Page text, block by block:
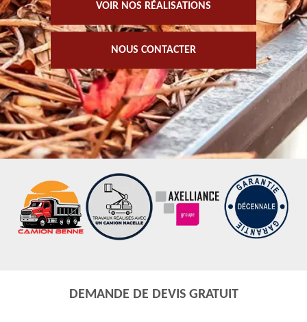
VOIR NOS RÉALISATIONS
NOUS CONTACTER
DEMANDE DE DEVIS GRATUIT